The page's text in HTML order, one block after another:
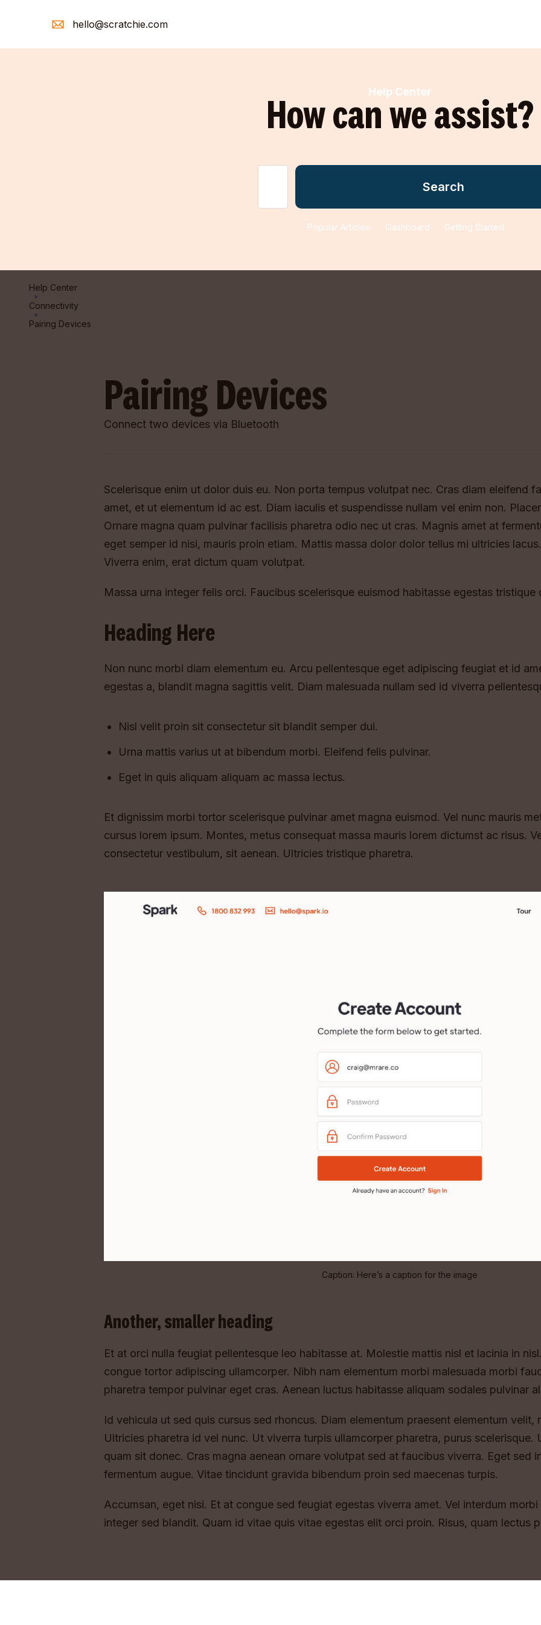
hello@scratchie.com
Help Center
How can we assist?
Popular Articles: Dashboard Getting Started
Help Center
Connectivity
Pairing Devices
Pairing Devices
Connect two devices via Bluetooth
Scelerisque enim ut dolor duis eu. Non porta tempus volutpat nec. Cras diam eleifend
amet, et ut elementum id ac est. Diam iaculis et suspendisse nullam vel enim non.
Ornare magna quam pulvinar facilisis pharetra odio nec ut cras. Magnis amet at
eget semper id nisi, mauris proin etiam. Mattis massa dolor dolor tellus mi ultricies
Viverra enim, erat dictum quam volutpat.
Massa urna integer felis orci. Faucibus scelerisque euismod habitasse egestas tristique
Heading Here
Non nunc morbi diam elementum eu. Arcu pellentesque eget adipiscing feugiat et id
egestas a, blandit magna sagittis velit. Diam malesuada nullam sed id viverra
Nisl velit proin sit consectetur sit blandit semper dui.
Urna mattis varius ut at bibendum morbi. Eleifend felis pulvinar.
Eget in quis aliquam aliquam ac massa lectus.
Et dignissim morbi tortor scelerisque pulvinar amet magna euismod. Vel nunc mauris
cursus lorem ipsum. Montes, metus consequat massa mauris lorem dictumst ac risus.
consectetur vestibulum, sit aenean. Ultricies tristique pharetra.
Caption: Here’s a caption for the image
Another, smaller heading
Et at orci nulla feugiat pellentesque leo habitasse at. Molestie mattis nisl et lacinia in
congue tortor adipiscing ullamcorper. Nibh nam elementum morbi malesuada morbi
pharetra tempor pulvinar eget cras. Aenean luctus habitasse aliquam sodales pulvinar
Id vehicula ut sed quis cursus sed rhoncus. Diam elementum praesent elementum velit,
Ultricies pharetra id vel nunc. Ut viverra turpis ullamcorper pharetra, purus scelerisque.
quam sit donec. Cras magna aenean ornare volutpat sed at faucibus viverra. Eget sed
fermentum augue. Vitae tincidunt gravida bibendum proin sed maecenas turpis.
Accumsan, eget nisi. Et at congue sed feugiat egestas viverra amet. Vel interdum
integer sed blandit. Quam id vitae quis vitae egestas elit orci proin. Risus, quam lectus